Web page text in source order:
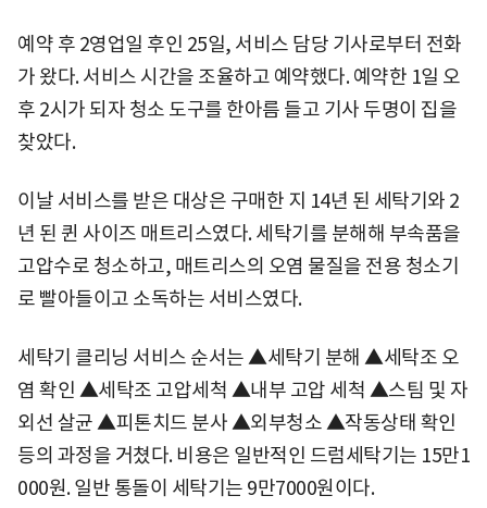
예약 후 2영업일 후인 25일, 서비스 담당 기사로부터 전화
가 왔다. 서비스 시간을 조율하고 예약했다. 예약한 1일 오
후 2시가 되자 청소 도구를 한아름 들고 기사 두명이 집을
찾았다.
이날 서비스를 받은 대상은 구매한 지 14년 된 세탁기와 2
년 된 퀸 사이즈 매트리스였다. 세탁기를 분해해 부속품을
고압수로 청소하고, 매트리스의 오염 물질을 전용 청소기
로 빨아들이고 소독하는 서비스였다.
세탁기 클리닝 서비스 순서는 ▲세탁기 분해 ▲세탁조 오
염 확인 ▲세탁조 고압세척 ▲내부 고압 세척 ▲스팀 및 자
외선 살균 ▲피톤치드 분사 ▲외부청소 ▲작동상태 확인
등의 과정을 거쳤다. 비용은 일반적인 드럼세탁기는 15만1
000원. 일반 통돌이 세탁기는 9만7000원이다.